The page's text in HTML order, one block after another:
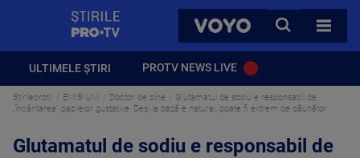
VOYO
CAUTA
TOATE
ULTIMELE ȘTIRI PROTV NEWS LIVE
Stirileprotv EMISIUNI Doctor de bine
Glutamatul de sodiu e responsabil de
„încântarea” papilelor gustative. Deși la bază e natural, poate fi extrem de dăunător
Glutamatul de sodiu e responsabil de